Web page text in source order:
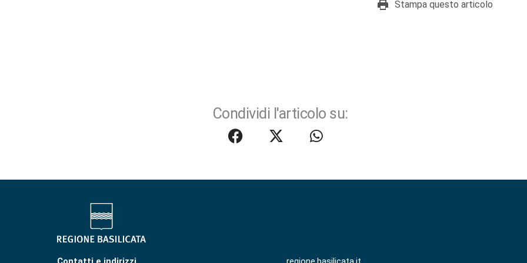
Stampa questo articolo
Condividi l'articolo su: